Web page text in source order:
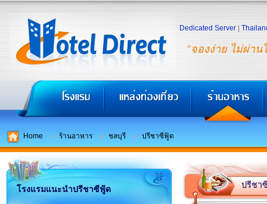
"จองง่าย ไม่ผ่าน
Dedicated Server
Home ร้านอาหาร ชลบุรี ปรีชาซีฟู้ด
โรงแรมแนะนำปรีชาซีฟู้ด ปรีชา